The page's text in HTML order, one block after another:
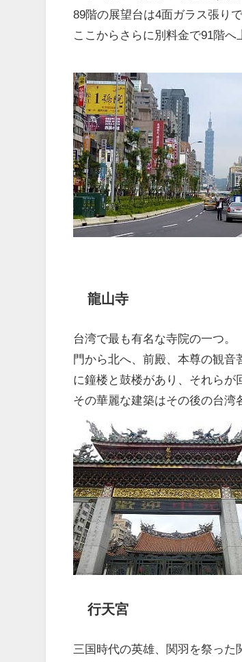
89階の展望台は4面ガラス張り
ここからさらに別料金で91階
龍山寺
台湾で最も有名な寺院の一つ。
門から北へ、前殿、本尊の観
に鐘楼と鼓楼があり、それらが
その華麗な建築はその後の台湾
行天宮
三国時代の英雄、関羽を祭った